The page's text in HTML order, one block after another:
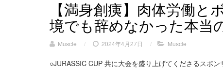
【満身創痍】肉体労働
境でも辞めなかった本当
Muscle / 2024年4月27日 / Muscle
○JURASSIC CUP 共に大会を盛り上げてくださるスポ